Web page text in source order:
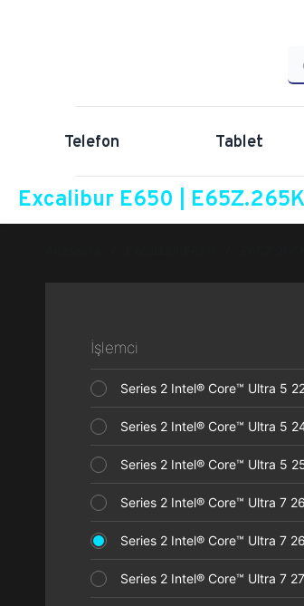
Telefon Tablet
Excalibur E650 |
İşlemci
Series 2 Intel® Core™ Ultra 5
Series 2 Intel® Core™ Ultra 5
Series 2 Intel® Core™ Ultra 5
Series 2 Intel® Core™ Ultra 7
Series 2 Intel® Core™ Ultra 7
Series 2 Intel® Core™ Ultra 7